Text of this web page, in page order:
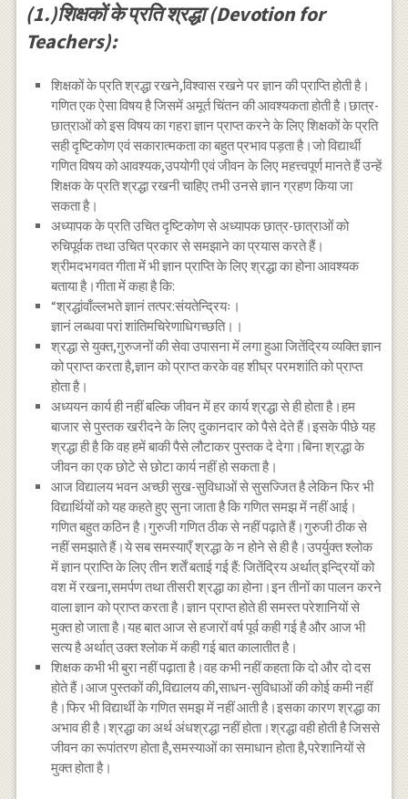
(1.)शिक्षकों के प्रति श्रद्धा (Devotion for
Teachers):
शिक्षकों के प्रति श्रद्धा रखने,विश्वास रखने पर ज्ञान की प्राप्ति होती है।
गणित एक ऐसा विषय है जिसमें अमूर्त चिंतन की आवश्यकता होती है।छात्र-
छात्राओं को इस विषय का गहरा ज्ञान प्राप्त करने के लिए शिक्षकों के प्रति
सही दृष्टिकोण एवं सकारात्मकता का बहुत प्रभाव पड़ता है।जो विद्यार्थी
गणित विषय को आवश्यक,उपयोगी एवं जीवन के लिए महत्त्वपूर्ण मानते हैं उन्हें
शिक्षक के प्रति श्रद्धा रखनी चाहिए तभी उनसे ज्ञान ग्रहण किया जा
सकता है।
अध्यापक के प्रति उचित दृष्टिकोण से अध्यापक छात्र-छात्राओं को
रुचिपूर्वक तथा उचित प्रकार से समझाने का प्रयास करते हैं।
श्रीमदभगवत गीता में भी ज्ञान प्राप्ति के लिए श्रद्धा का होना आवश्यक
बताया है।गीता में कहा है कि:
“श्रद्धांवाँल्लभते ज्ञानं तत्पर:संयतेन्द्रियः।
ज्ञानं लब्धवा परां शांतिमचिरेणाधिगच्छति।।
श्रद्धा से युक्त,गुरुजनों की सेवा उपासना में लगा हुआ जितेंद्रिय व्यक्ति ज्ञान
को प्राप्त करता है,ज्ञान को प्राप्त करके वह शीघ्र परमशांति को प्राप्त
होता है।
अध्ययन कार्य ही नहीं बल्कि जीवन में हर कार्य श्रद्धा से ही होता है।हम
बाजार से पुस्तक खरीदने के लिए दुकानदार को पैसे देते हैं।इसके पीछे यह
श्रद्धा ही है कि वह हमें बाकी पैसे लौटाकर पुस्तक दे देगा।बिना श्रद्धा के
जीवन का एक छोटे से छोटा कार्य नहीं हो सकता है।
आज विद्यालय भवन अच्छी सुख-सुविधाओं से सुसज्जित है लेकिन फिर भी
विद्यार्थियों को यह कहते हुए सुना जाता है कि गणित समझ में नहीं आई।
गणित बहुत कठिन है।गुरुजी गणित ठीक से नहीं पढ़ाते हैं।गुरुजी ठीक से
नहीं समझाते हैं।ये सब समस्याएँ श्रद्धा के न होने से ही है।उपर्युक्त श्लोक
में ज्ञान प्राप्ति के लिए तीन शर्तें बताई गई हैं: जितेंद्रिय अर्थात् इन्द्रियों को
वश में रखना,समर्पण तथा तीसरी श्रद्धा का होना।इन तीनों का पालन करने
वाला ज्ञान को प्राप्त करता है।ज्ञान प्राप्त होते ही समस्त परेशानियों से
मुक्त हो जाता है।यह बात आज से हजारों वर्ष पूर्व कही गई है और आज भी
सत्य है अर्थात् उक्त श्लोक में कही गई बात कालातीत है।
शिक्षक कभी भी बुरा नहीं पढ़ाता है।वह कभी नहीं कहता कि दो और दो दस
होते हैं।आज पुस्तकों की,विद्यालय की,साधन-सुविधाओं की कोई कमी नहीं
है।फिर भी विद्यार्थी के गणित समझ में नहीं आती है।इसका कारण श्रद्धा का
अभाव ही है।श्रद्धा का अर्थ अंधश्रद्धा नहीं होता।श्रद्धा वही होती है जिससे
जीवन का रूपांतरण होता है,समस्याओं का समाधान होता है,परेशानियों से
मुक्त होता है।